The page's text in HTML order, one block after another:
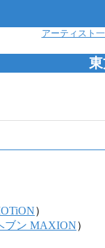
アーティスト
）
ブン MAXION）